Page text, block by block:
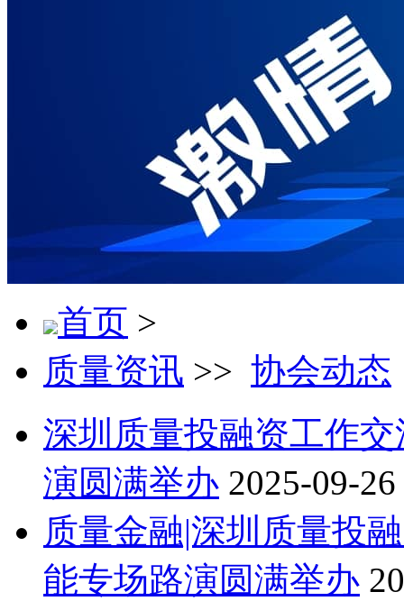
首页 >
质量资讯 >> 协会动态
深圳质量投融资工作
演圆满举办 2025-09-26
质量金融|深圳质量投
能专场路演圆满举办